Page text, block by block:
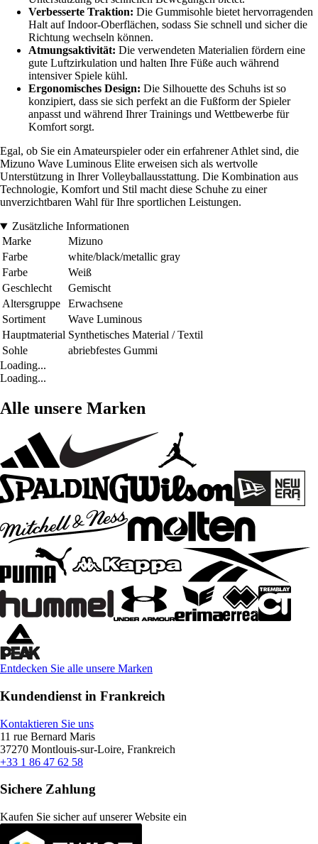
Verbesserte Traktion: Die Gummisohle bietet hervorragenden
Halt auf Indoor-Oberflächen, sodass Sie schnell und sicher die
Richtung wechseln können.
Atmungsaktivität: Die verwendeten Materialien fördern eine
gute Luftzirkulation und halten Ihre Füße auch während
intensiver Spiele kühl.
Ergonomisches Design: Die Silhouette des Schuhs ist so
konzipiert, dass sie sich perfekt an die Fußform der Spieler
anpasst und während Ihrer Trainings und Wettbewerbe für
Komfort sorgt.
Egal, ob Sie ein Amateurspieler oder ein erfahrener Athlet sind, die
Mizuno Wave Luminous Elite erweisen sich als wertvolle
Unterstützung in Ihrer Volleyballausstattung. Die Kombination aus
Technologie, Komfort und Stil macht diese Schuhe zu einer
unverzichtbaren Wahl für Ihre sportlichen Leistungen.
Zusätzliche Informationen
Marke
Mizuno
Farbe
white/black/metallic gray
Farbe
Weiß
Geschlecht
Gemischt
Altersgruppe
Erwachsene
Sortiment
Wave Luminous
Hauptmaterial Synthetisches Material / Textil
Sohle
abriebfestes Gummi
Loading...
Loading...
Alle unsere Marken
Entdecken Sie alle unsere Marken
Kundendienst in Frankreich
Kontaktieren Sie uns
11 rue Bernard Maris
37270 Montlouis-sur-Loire, Frankreich
+33 1 86 47 62 58
Sichere Zahlung
Kaufen Sie sicher auf unserer Website ein